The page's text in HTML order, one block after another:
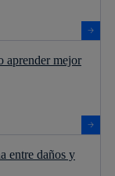
aprender mejor
entre daños y